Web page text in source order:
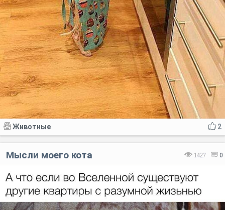
2
Животные
1427 0
Мысли моего кота